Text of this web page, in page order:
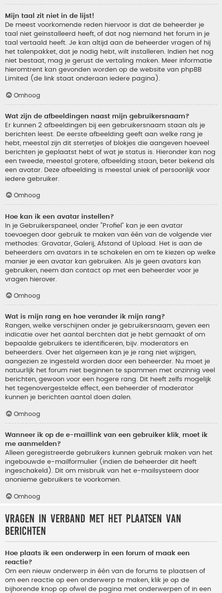
Mijn taal zit niet in de lijst!
De meest voorkomende reden hiervoor is dat de beheerder je
taal niet geïnstalleerd heeft, of dat nog niemand het forum in je
taal vertaald heeft. Je kan altijd aan de beheerder vragen of hij
het talenpakket, dat je nodig hebt, wilt installeren. Indien het nog
niet bestaat, mag je gerust de vertaling maken. Meer informatie
hieromtrent kan gevonden worden op de website van phpBB
Limited (de link staat onderaan iedere pagina).
Omhoog
Wat zijn de afbeeldingen naast mijn gebruikersnaam?
Er kunnen 2 afbeeldingen bij een gebruikersnaam staan als je
berichten leest. De eerste afbeelding geeft aan welke rang je
hebt, meestal zijn dit sterretjes of blokjes die aangeven hoeveel
berichten je geplaatst hebt of wat je status is. Hieronder kan nog
een tweede, meestal grotere, afbeelding staan, beter bekend als
een avatar. Deze afbeelding is meestal uniek of persoonlijk voor
iedere gebruiker.
Omhoog
Hoe kan ik een avatar instellen?
In je Gebruikerspaneel, onder “Profiel” kan je een avatar
toevoegen door gebruik te maken van één van de volgende vier
methodes: Gravatar, Galerij, Afstand of Upload. Het is aan de
beheerders om avatars in te schakelen en om te kiezen op welke
manier je een avatar kan gebruiken. Als je geen avatars kan
gebruiken, neem dan contact op met een beheerder voor je
vragen hierover.
Omhoog
Wat is mijn rang en hoe verander ik mijn rang?
Rangen, welke verschijnen onder je gebruikersnaam, geven een
indicatie over het aantal berchten dat je hebt gemaakt of om
bepaalde gebruikers te identificeren, bijv. moderators en
beheerders. Over het algemeen kan je je rang niet wijzigen,
aangezien ze ingesteld worden door een beheerder. Nu moet je
natuurlijk het forum niet beginnen te spammen met onzinnig veel
berichten, gewoon voor een hogere rang. Dit heeft zelfs mogelijk
het tegenovergestelde effect, een beheerder of moderator
kunnen je berichten aantal doen dalen.
Omhoog
Wanneer ik op de e-maillink van een gebruiker klik, moet ik
me aanmelden?
Alleen geregistreerde gebruikers kunnen gebruik maken van het
ingebouwde e-mailformulier (indien de beheerder dit heeft
ingeschakeld). Dit om misbruik van het e-mailsysteem door
anonieme gebruikers te voorkomen.
Omhoog
Vragen in verband met het plaatsen van
berichten
Hoe plaats ik een onderwerp in een forum of maak een
reactie?
Om een nieuw onderwerp in één van de forums te plaatsen of
om een reactie op een onderwerp te maken, klik je op de
bijhorende knop op ofwel de pagina met onderwerpen of in een